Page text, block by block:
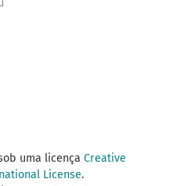
uma licença Creative
License.